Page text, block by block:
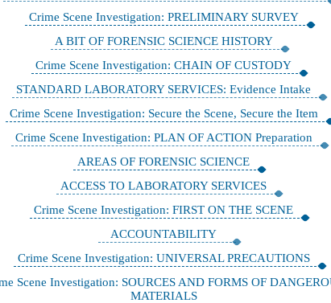
Crime Scene Investigation: PRELIMINARY SURVEY
A BIT OF FORENSIC SCIENCE HISTORY
Crime Scene Investigation: CHAIN OF CUSTODY
STANDARD LABORATORY SERVICES: Evidence Intake
Crime Scene Investigation: Secure the Scene, Secure the Item
Crime Scene Investigation: PLAN OF ACTION Preparation
AREAS OF FORENSIC SCIENCE
ACCESS TO LABORATORY SERVICES
Crime Scene Investigation: FIRST ON THE SCENE
ACCOUNTABILITY
Crime Scene Investigation: UNIVERSAL PRECAUTIONS
Scene Investigation: SOURCES AND FORMS OF
MATERIALS